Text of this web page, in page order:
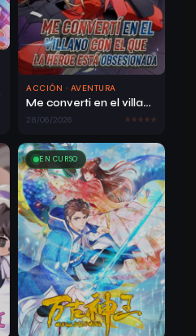
ACCIÓN · AVENTURA
Me converti en el villano con el que la heroe esta obsesionada
28/06/2026
EN CURSO